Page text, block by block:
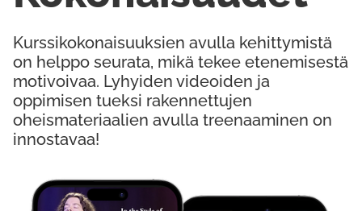
Kurssikokonaisuuksien avulla kehittymistä
on helppo seurata, mikä tekee etenemisestä
motivoivaa. Lyhyiden videoiden ja
oppimisen tueksi rakennettujen
oheismateriaalien avulla treenaaminen on
innostavaa!